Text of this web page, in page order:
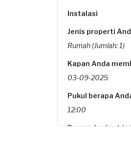
Instalasi
Jenis properti
Rumah (Jumlah: 1)
Kapan Anda
03-09-2025
Pukul berapa
12:00
Berapa budget